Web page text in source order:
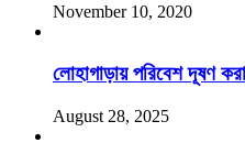
November 10, 2020
লোহাগাড়ায় পরিবেশ দূষণ
August 28, 2025